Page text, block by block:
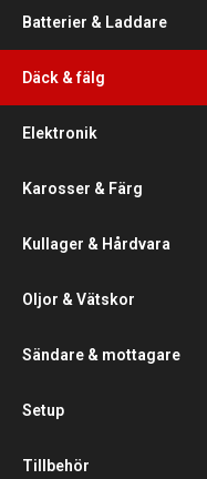
Batterier & Laddare
Däck & fälg
Elektronik
Karosser & Färg
Kullager & Hårdvara
Oljor & Vätskor
Sändare & mottagare
Setup
Tillbehör